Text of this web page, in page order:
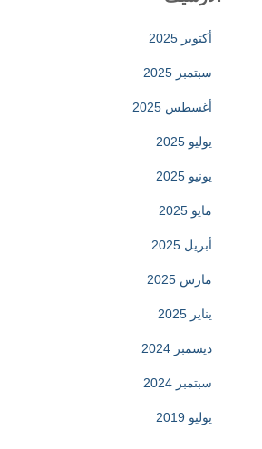
أكتوبر 2025
سبتمبر 2025
أغسطس 2025
يوليو 2025
يونيو 2025
مايو 2025
أبريل 2025
مارس 2025
يناير 2025
ديسمبر 2024
سبتمبر 2024
يوليو 2019